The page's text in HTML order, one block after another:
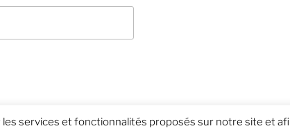
services et fonctionnalités proposés sur notre site et